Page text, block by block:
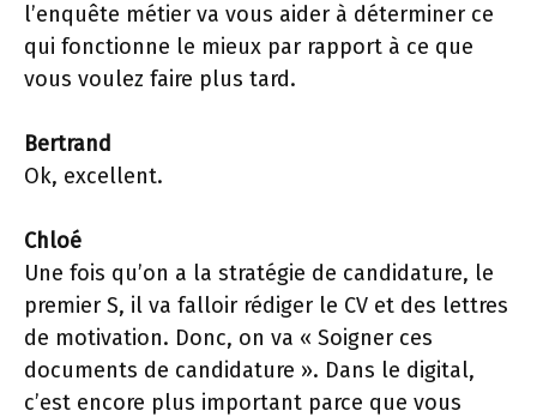
l’enquête métier va vous aider à déterminer ce
qui fonctionne le mieux par rapport à ce que
vous voulez faire plus tard.
Bertrand
Ok, excellent.
Chloé
Une fois qu’on a la stratégie de candidature, le
premier S, il va falloir rédiger le CV et des lettres
de motivation. Donc, on va « Soigner ces
documents de candidature ». Dans le digital,
c’est encore plus important parce que vous